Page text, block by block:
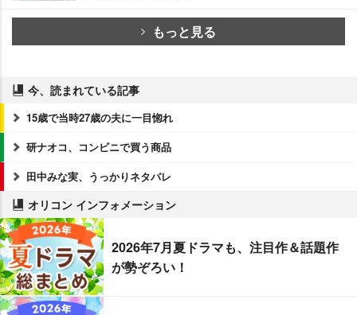
もっと見る
今、読まれている記事
15歳で当時27歳の夫に一目惚れ
研ナオコ、コンビニで買う商品
田中みな実、うっかりネタバレ
オリコン インフォメーション
2026年7月夏ドラマも、注目作＆話題作
が勢ぞろい！